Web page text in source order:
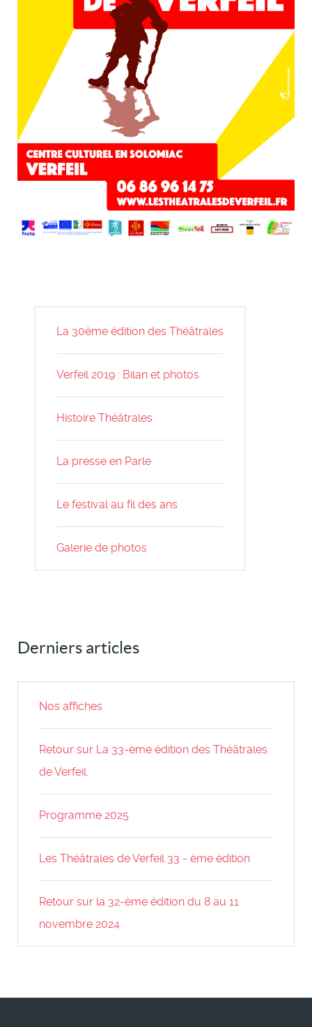
La 30ème édition des Théâtrales
Verfeil 2019 : Bilan et photos
Histoire Théâtrales
La presse en Parle
Le festival au fil des ans
Galerie de photos
Derniers articles
Nos affiches
Retour sur La 33-ème édition des Théâtrales
de Verfeil.
Programme 2025
Les Théâtrales de Verfeil 33 - ème édition
Retour sur la 32-ème édition du 8 au 11
novembre 2024